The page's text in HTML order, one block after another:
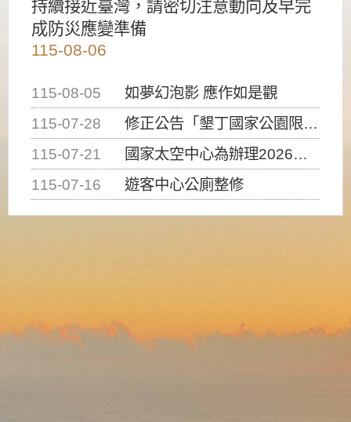
持續接近臺灣，請密切注意動向及早完
成防災應變準備
115-08-06
115-08-05
如夢幻泡影 應作如是觀
115-07-28
修正公告「墾丁國家公園限制水域遊憩活動之種類、範圍、時間及行為」，自即日生效。
115-07-21
國家太空中心為辦理2026台灣盃火箭競賽，陸、海、空域警戒及協調相關事宜，因颱風備案事宜
115-07-16
遊客中心公廁整修